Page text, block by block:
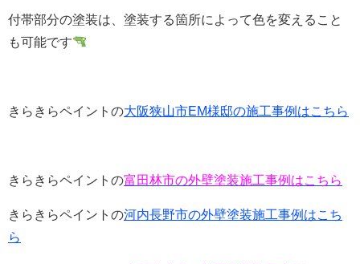
付帯部分の塗装は、塗装する箇所によって色を変えること
も可能です
きらきらペイントの大阪狭山市EM様邸の施工事例はこちら
きらきらペイントの富田林市の外壁塗装施工事例はこちら
きらきらペイントの河内長野市の外壁塗装施工事例はこち
ら